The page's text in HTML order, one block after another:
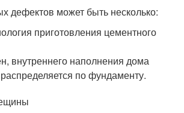
дефектов может быть несколько:
приготовления цементного
внутреннего наполнения дома
по фундаменту.